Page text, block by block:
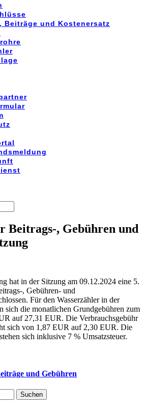
Beiträge und Kostenersatz
Beitrags-, Gebühren und
hat in der Sitzung am 09.12.2024 eine 5.
, Gebühren- und
Für den Wasserzähler in der
sich die monatlichen Grundgebühren zum
auf 27,31 EUR. Die Verbrauchsgebühr
sich von 1,87 EUR auf 2,30 EUR. Die
sich inklusive 7 % Umsatzsteuer.
und Gebühren